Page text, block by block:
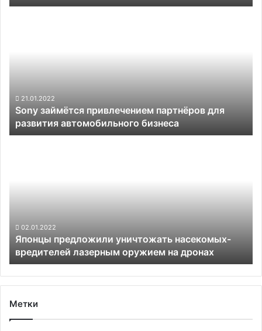
бизнеса
21.01.2022
Sony займётся привлечением партнёров для
развития автомобильного бизнеса
на
дронах
02.01.2022
Японцы предложили уничтожать насекомых-
вредителей лазерным оружием на дронах
Метки